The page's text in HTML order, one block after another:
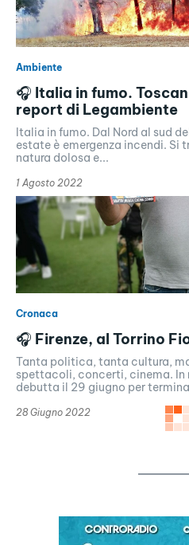
Ambiente
🎧 Italia in fumo.
report di Legambiente
Italia in fumo. Dal Nord al sud
estate è emergenza incendi. Si
natura dolosa e...
1 Agosto 2022
Cronaca
🎧 Firenze, al Torrino
Tanta politica, tanta cultura,
spettacoli, concerti, cinema. In
debutta il 29 giugno per
28 Giugno 2022